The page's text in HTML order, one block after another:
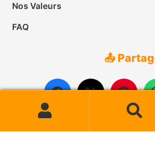
Nos Valeurs
FAQ
📤
Recherche
pour :
Recherche